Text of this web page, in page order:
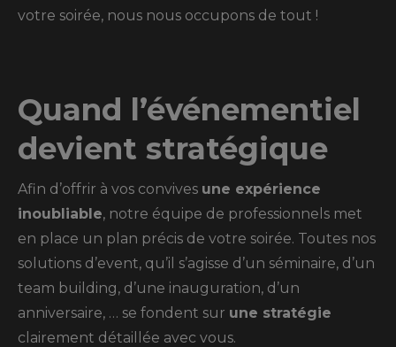
votre soirée, nous nous occupons de tout !
Quand l’événementiel
devient stratégique
Afin d’offrir à vos convives une expérience
inoubliable, notre équipe de professionnels met
en place un plan précis de votre soirée. Toutes nos
solutions d’event, qu’il s’agisse d’un séminaire, d’un
team building, d’une inauguration, d’un
anniversaire, … se fondent sur une stratégie
clairement détaillée avec vous.